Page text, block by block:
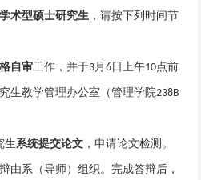
学术型硕士研究生 ，请按下列时间节
自审工作，并于3月6 日上午10点前
生教学管理办公室（管理学院238B
生系统提交论文 ，申请论文检测。
由系（导师）组织。完成答辩后，